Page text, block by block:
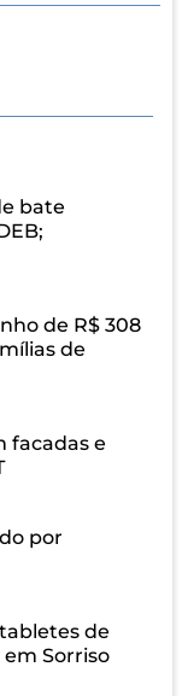
bate
de R$ 308
de
facadas e
por
de
Sorriso